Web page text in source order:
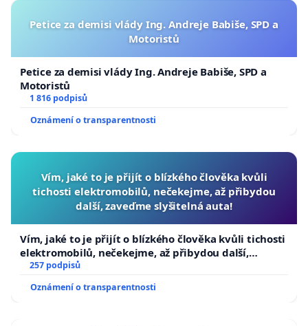
Petice za demisi vlády Ing. Andreje Babiše, SPD a
Motoristů
Petice za demisi vlády Ing. Andreje Babiše, SPD a
Motoristů
1 816 podpisů
Oznámení o transparentnosti
Vím, jaké to je přijít o blízkého člověka kvůli
tichosti elektromobilů, nečekejme, až přibydou
další, zaveďme slyšitelná auta!
Vím, jaké to je přijít o blízkého člověka kvůli tichosti
elektromobilů, nečekejme, až přibydou další,
zaveďme slyšitelná auta!
257 podpisů
Oznámení o transparentnosti